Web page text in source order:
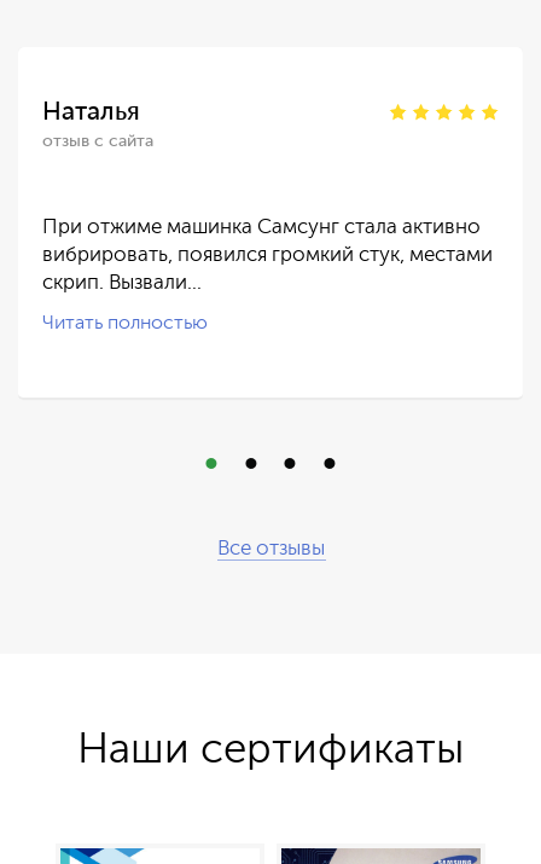
Наталья
отзыв с сайта
При отжиме машинка Самсунг стала активно
вибрировать, появился громкий стук, местами
скрип. Вызвали…
Читать полностью
Все отзывы
Наши сертификаты